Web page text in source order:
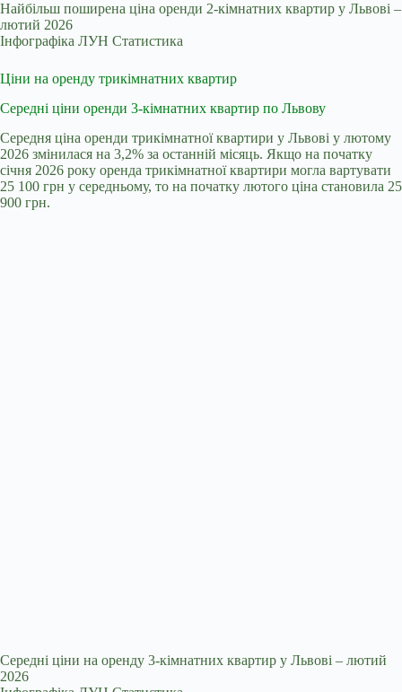
Найбільш поширена ціна оренди 2-кімнатних квартир у Львові –
лютий 2026
Інфографіка ЛУН Статистика
Ціни на оренду трикімнатних квартир
Середні ціни оренди 3-кімнатних квартир по Львову
Середня ціна оренди трикімнатної квартири у Львові у лютому
2026 змінилася на 3,2% за останній місяць. Якщо на початку
січня 2026 року оренда трикімнатної квартири могла вартувати
25 100 грн у середньому, то на початку лютого ціна становила 25
900 грн.
Середні ціни на оренду 3-кімнатних квартир у Львові – лютий
2026